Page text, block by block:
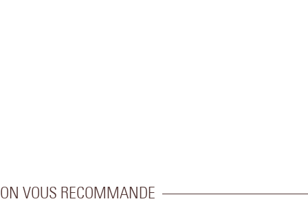
ON VOUS RECOMMANDE